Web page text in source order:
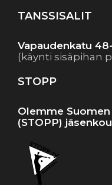
TANSSISALIT
Vapaudenkatu
(käynti sisäpihan
STOPP
Olemme
(STOPP)